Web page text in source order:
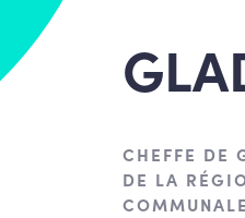
CHEFFE DE
DE LA
COMMUNALE